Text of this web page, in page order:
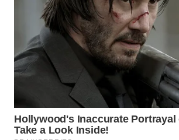
WN
BOROBUDUR
WN
SURABAYA